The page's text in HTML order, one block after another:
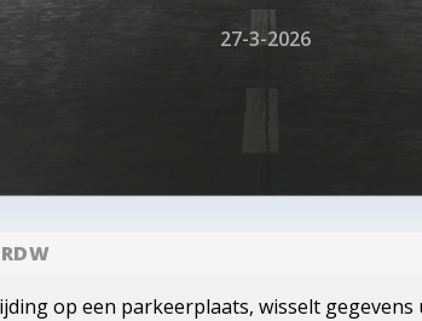
27-3-2026
RDW
op een parkeerplaats, wisselt